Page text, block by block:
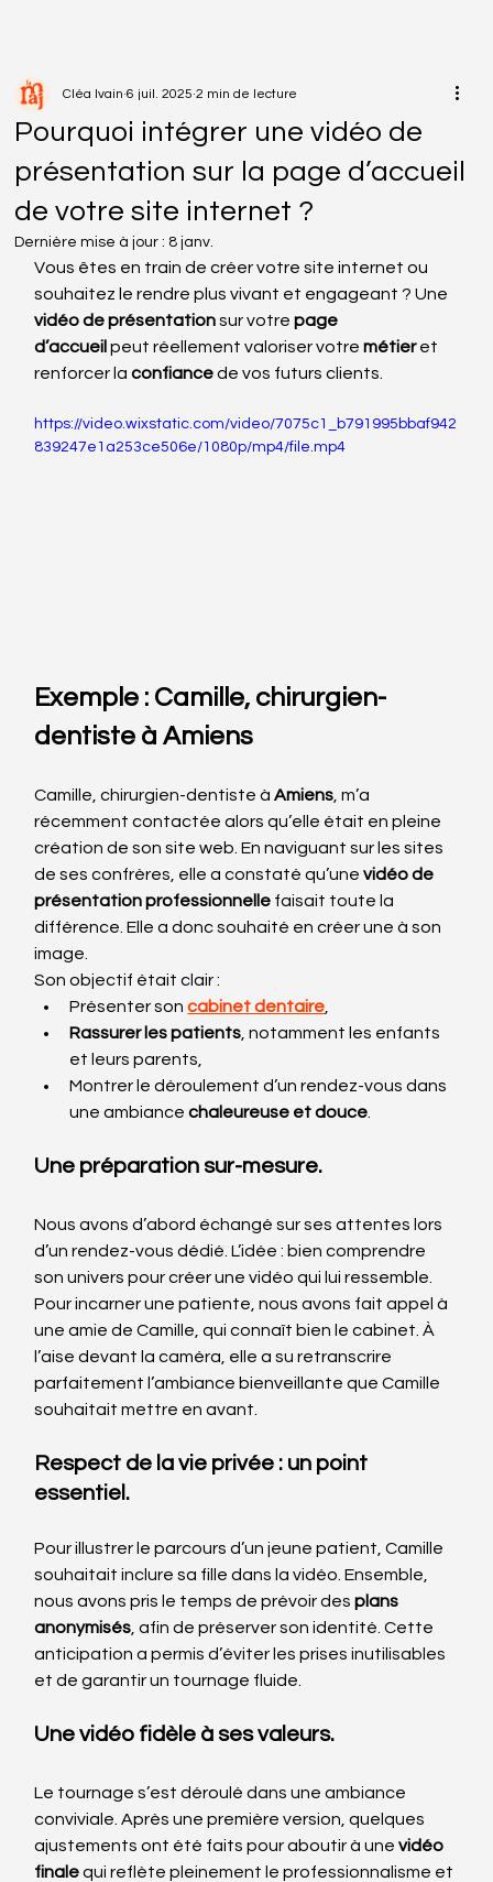
Pourquoi intégrer une vidéo de
présentation sur la page d’accueil
de votre site internet ?
Cléa Ivain 6 juil. 2025 2 min de lecture
Dernière mise à jour : 8 janv.
Vous êtes en train de créer votre site internet ou
souhaitez le rendre plus vivant et engageant ? Une
vidéo de présentation sur votre page
d’accueil peut réellement valoriser votre métier et
renforcer la confiance de vos futurs clients.
https://video.wixstatic.com/video/7075c1_b791995bbaf942
839247e1a253ce506e/1080p/mp4/file.mp4
Exemple : Camille, chirurgien-
dentiste à Amiens
Camille, chirurgien-dentiste à Amiens , m’a
récemment contactée alors qu’elle était en pleine
création de son site web. En naviguant sur les sites
de ses confrères, elle a constaté qu’une vidéo de
présentation professionnelle faisait toute la
différence. Elle a donc souhaité en créer une à son
image.
Son objectif était clair :
Présenter son cabinet dentaire
Rassurer les patients , notamment les enfants
et leurs parents,
Montrer le déroulement d’un rendez-vous dans
une ambiance chaleureuse et douce
Une préparation sur-mesure.
Nous avons d’abord échangé sur ses attentes lors
d’un rendez-vous dédié. L’idée : bien comprendre
son univers pour créer une vidéo qui lui ressemble.
Pour incarner une patiente, nous avons fait appel à
une amie de Camille, qui connaît bien le cabinet. À
l’aise devant la caméra, elle a su retranscrire
parfaitement l’ambiance bienveillante que Camille
souhaitait mettre en avant.
Respect de la vie privée : un point
essentiel.
Pour illustrer le parcours d’un jeune patient, Camille
souhaitait inclure sa fille dans la vidéo. Ensemble,
nous avons pris le temps de prévoir des plans
anonymisés , afin de préserver son identité. Cette
anticipation a permis d’éviter les prises inutilisables
et de garantir un tournage fluide.
Une vidéo fidèle à ses valeurs.
Le tournage s’est déroulé dans une ambiance
conviviale. Après une première version, quelques
ajustements ont été faits pour aboutir à une vidéo
finale qui reflète pleinement le professionnalisme et